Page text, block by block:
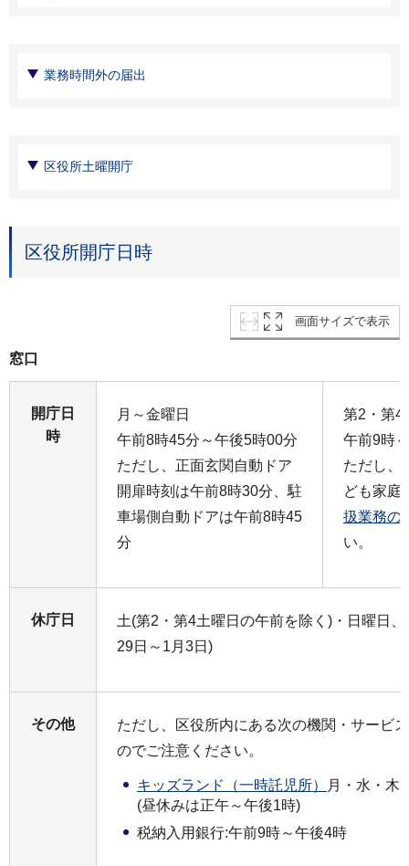
業務時間外の届出
区役所土曜開庁
区役所開庁日時
画面サイズで表示
窓口
開庁日
時
月～金曜日
午前8時45分～午後5時00分
ただし、正面玄関自動ドア
開扉時刻は午前8時30分、駐
車場側自動ドアは午前8時45
分
第2・第4
午前9時
ただし、
ども家庭
扱業務の
い。
休庁日
土(第2・第4土曜日の午前を除く)・日曜日
29日～1月3日)
その他
ただし、区役所内にある次の機関・サービ
のでご注意ください。
キッズランド（一時託児所）
月・水・木
(昼休みは正午～午後1時)
税納入用銀行:午前9時～午後4時